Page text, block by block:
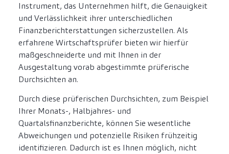
Instrument, das Unternehmen hilft, die Genauigkeit
und Verlässlichkeit ihrer unterschiedlichen
Finanzberichterstattungen sicherzustellen. Als
erfahrene Wirtschaftsprüfer bieten wir hierfür
maßgeschneiderte und mit Ihnen in der
Ausgestaltung vorab abgestimmte prüferische
Durchsichten an.
Durch diese prüferischen Durchsichten, zum Beispiel
Ihrer Monats-, Halbjahres- und
Quartalsfinanzberichte, können Sie wesentliche
Abweichungen und potenzielle Risiken frühzeitig
identifizieren. Dadurch ist es Ihnen möglich, nicht